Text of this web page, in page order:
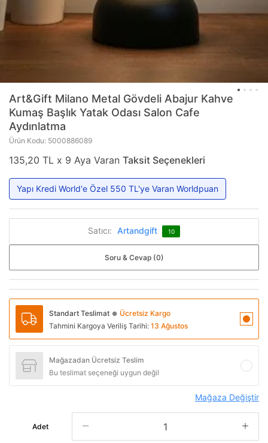
Art&Gift Milano Metal Gövdeli Abajur Kahve
Kumaş Başlık Yatak Odası Salon Cafe
Aydınlatma
Ürün Kodu: 5000886089
135,20 TL x 9 Aya Varan Taksit Seçenekleri
Yapı Kredi World'e Özel 550 TL'ye Varan Worldpuan
Satıcı: Artandgift 10
Soru & Cevap (0)
Standart Teslimat ● Ücretsiz Kargo
Tahmini Kargoya Veriliş Tarihi: 13 Ağustos
Mağazadan Ücretsiz Teslim
Bu teslimat seçeneği uygun değil
Mağaza Değiştir
Adet